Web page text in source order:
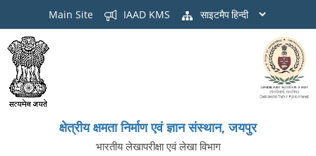
Main Site IAAD KMS साइटमैप
क्षेत्रीय क्षमता निर्माण एवं ज्ञान संस्थान, जयपुर
भारतीय लेखापरीक्षा एवं लेखा विभाग